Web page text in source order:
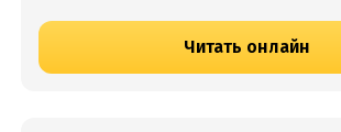
Читать онлайн